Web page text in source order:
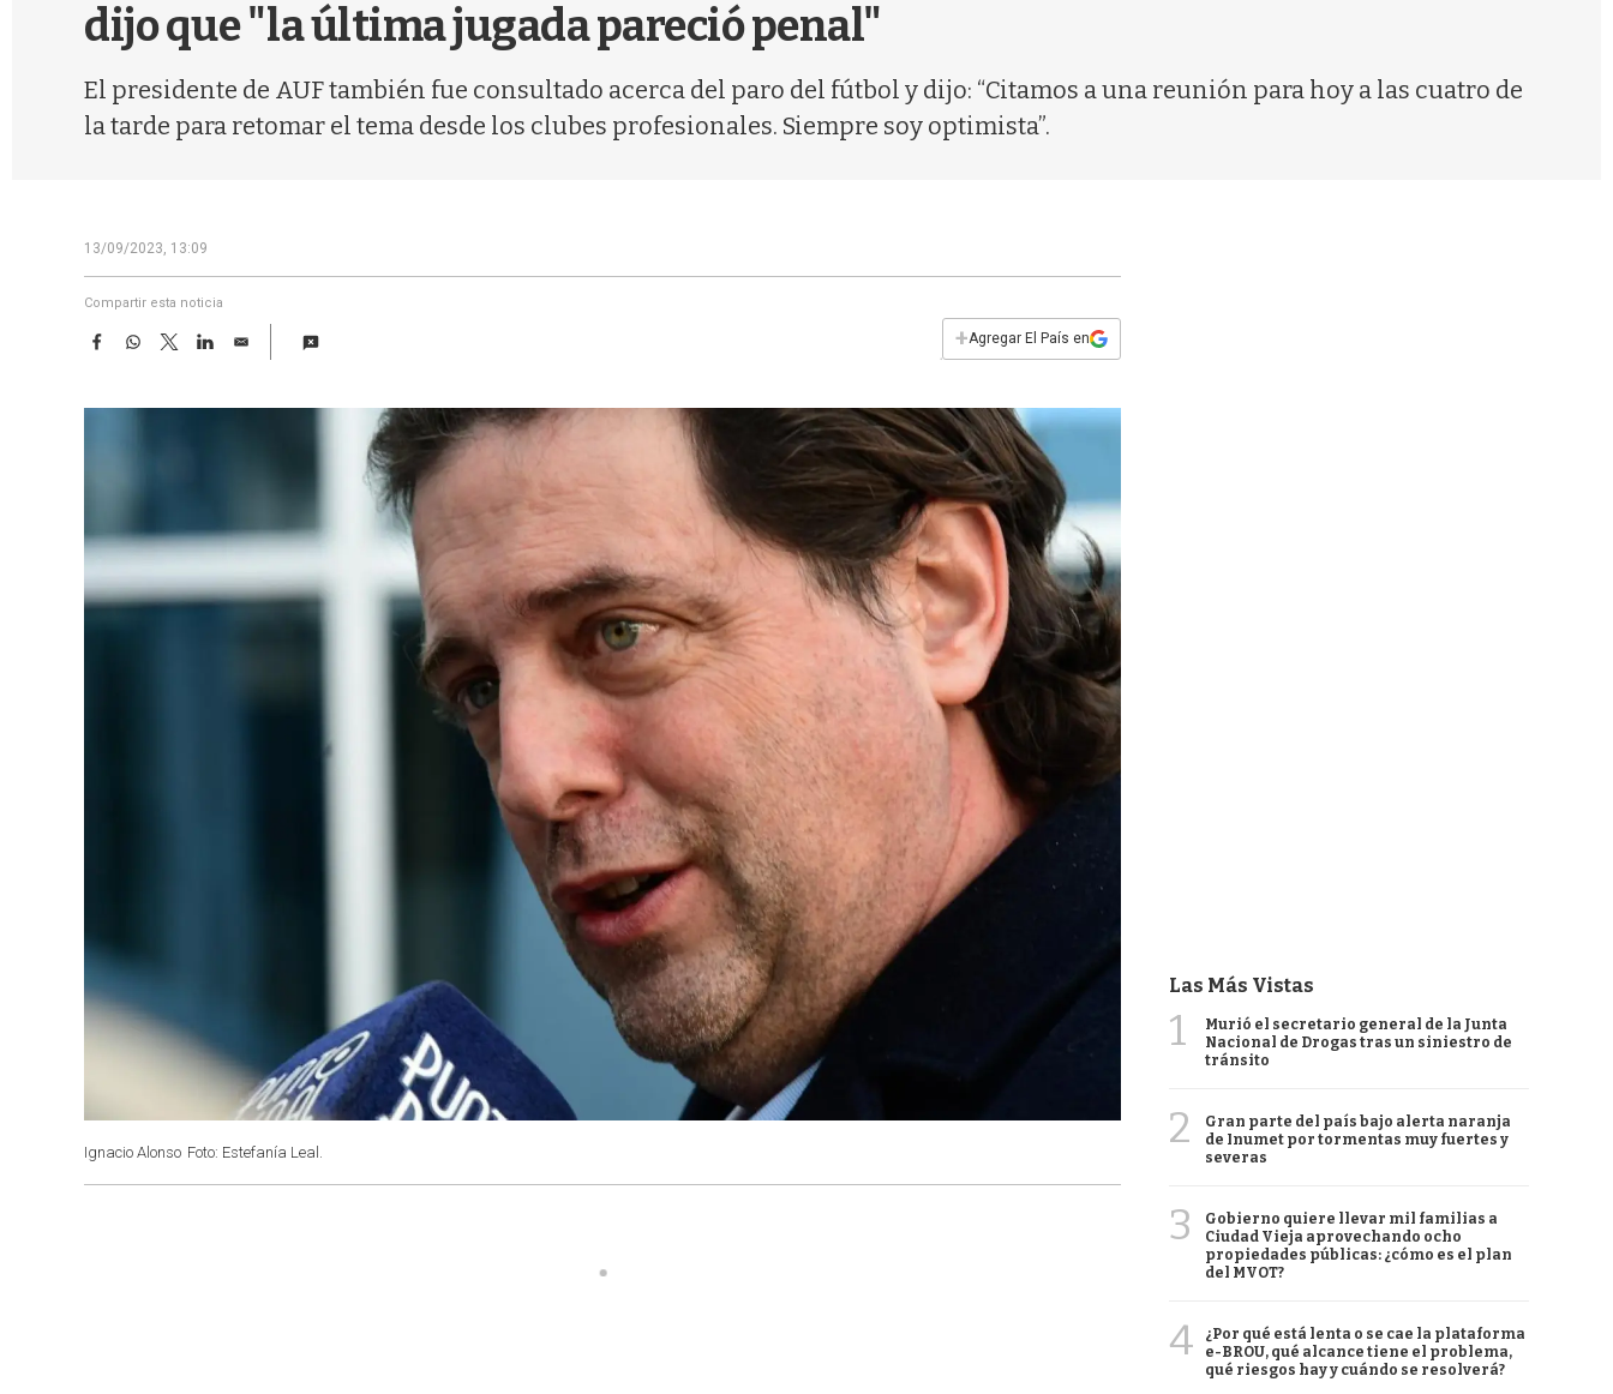
dijo que "la última jugada pareció penal"
El presidente de AUF también fue consultado acerca del paro del fútbol y dijo: “Citamos a una reunión para hoy a las cuatro de
la tarde para retomar el tema desde los clubes profesionales. Siempre soy optimista”.
13/09/2023, 13:09
Compartir esta noticia
F
e
W
t
T
w
t
L
k
E
i
+Agregar El País en
Ignacio Alonso Foto: Estefanía Leal.
Las Más Vistas
1
Murió el secretario general de la Junta
Nacional de Drogas tras un siniestro de
tránsito
2
Gran parte del país bajo alerta naranja
de Inumet por tormentas muy fuertes y
severas
3
Gobierno quiere llevar mil familias a
Ciudad Vieja aprovechando ocho
propiedades públicas: ¿cómo es el plan
del MVOT?
4
¿Por qué está lenta o se cae la plataforma
e-BROU, qué alcance tiene el problema,
qué riesgos hay y cuándo se resolverá?